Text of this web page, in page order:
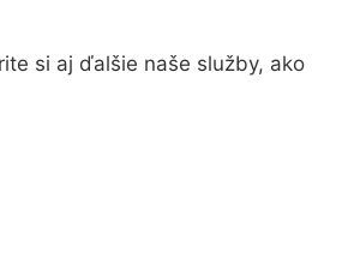
si aj ďalšie naše služby, ako